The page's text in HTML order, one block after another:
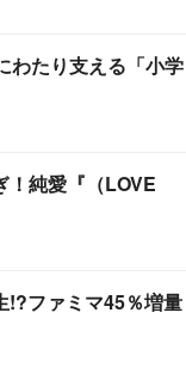
わたり支える「小学
！純愛『（LOVE
!?ファミマ45％増量